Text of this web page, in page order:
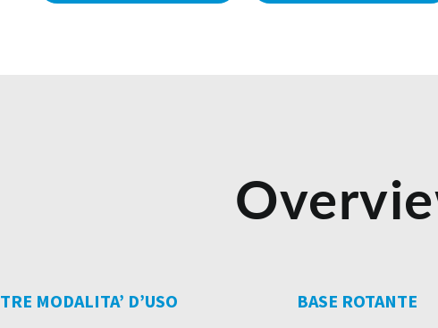
TRE MODALITA’ D’USO BASE ROTANTE